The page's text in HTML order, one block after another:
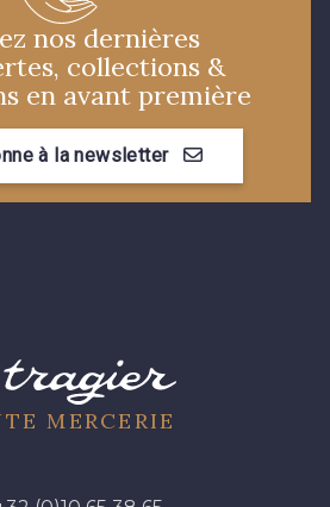
nos dernières
collections &
en avant première
à la newsletter
MERCERIE